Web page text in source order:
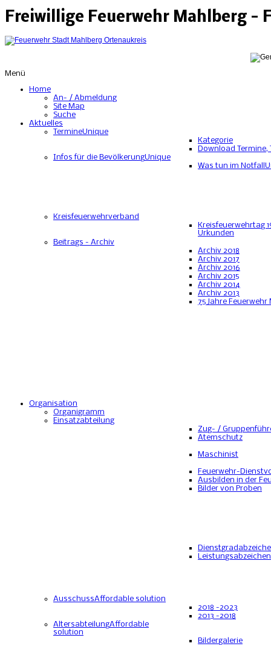
Freiwillige Feuerwehr Mahlberg -
Menü
Home
An- / Abmeldung
Site Map
Suche
Aktuelles
TermineUnique
Kategorie
Download Termine,
Infos für die BevölkerungUnique
Was tun im Notfall
Kreisfeuerwehrverband
Kreisfeuerwehrtag
Urkunden
Beitrags - Archiv
Archiv 2018
Archiv 2017
Archiv 2016
Archiv 2015
Archiv 2014
Archiv 2013
75 Jahre Feuerwehr
Organisation
Organigramm
Einsatzabteilung
Zug- /
Atemschutz
Maschinist
Feuerwehr-
Ausbilden in der
Bilder von Proben
Leistungsabzeichen
AusschussAffordable solution
2018 -2023
2013 -2018
AltersabteilungAffordable
solution
Bildergalerie